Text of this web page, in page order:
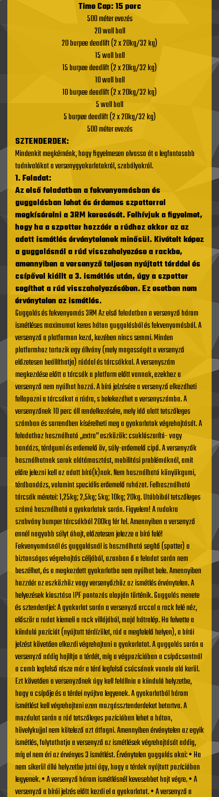
Time Cap: 15 perc
500 méter evezés
20 wall ball
20 burpee deadlift (2 x 20kg/32 kg)
15 wall ball
15 burpee deadlift (2 x 20kg/32 kg)
10 wall ball
10 burpee deadlift (2 x 20kg/32 kg)
5 wall ball
5 burpee deadlift (2 x 20kg/32 kg)
500 méter evezés
SZTENDERDEK:
Mindenkit megkérnénk, hogy figyelmesen olvassa át a legfontosabb
tudnivalókat a versenygyakorlatokról, szabályokról.
1. Feladat:
Az első feladatban a fekvenyomásban és
guggolásban lehet és érdemes szpotterrel
megkísérelni a 3RM keresését. Felhívjuk a figyelmet,
hogy ha a szpotter hozzáér a rúdhoz akkor az az
adott ismétlés érvénytelenek minősül. Kivételt képez
a guggolásnál a rúd visszahelyezése a rackbe,
amennyiben a versenyző teljesen nyújtott térddel és
csípővel kiállt a 3. ismétlés után, úgy a szpotter
segíthet a rúd visszahelyezésében. Ez esetben nem
érvénytelen az ismétlés.
Guggolás és fekvenyomás 3RM Az első feladatban a versenyző három
ismétléses maximumot keres háton guggolásból és fekvenyomásból. A
versenyző a platformon kezd, kezében nincs semmi. Minden
platformhoz tartozik egy állvány (mely magasságát a versenyző
előzetesen beállíthatja) rúddal és tárcsákkal. A versenyszám
megkezdése előtt a tárcsák a platform előtt vannak, ezekhez a
versenyző nem nyúlhat hozzá. A bíró jelzésére a versenyző elkezdheti
fellapozni a tárcsákat a rúdra, s belekezdhet a versenyszámba. A
versenyzőnek 10 perc áll rendelkezésére, mely idő alatt tetszőleges
számban és sorrendben kísérelheti meg a gyakorlatok végrehajtását. A
feladathoz használható „extra” eszközök: csuklószorító- vagy
bandázs, térdgumi és erőemelő öv, súly-erőemelő cipő. A versenyzők
használhatnak sarok alátámasztást, mobilitási problémáknál, amit
előre jelezni kell az adott bíró(k)nak. Nem használható könyökgumi,
térdbandázs, valamint speciális erőemelő ruházat. Felhasználható
tárcsák méretei: 1,25kg; 2,5kg; 5kg; 10kg; 20kg. Utóbbiból tetszőleges
számú használható a gyakorlatok során. Figyelem! A rudakra
szabvány bumper tárcsákból 200kg fér fel. Amennyiben a versenyző
ennél nagyobb súlyt óhajt, előzetesen jelezze a bíró felé!
Fekvenyomásnál és guggolásnál is használható segítő (spotter) a
biztonságos végrehajtás céljából, azonban ő a feladat során nem
beszélhet, és a megkezdett gyakorlatba nem nyúlhat bele. Amennyiben
hozzáér az eszközhöz vagy versenyőzhöz az ismétlés érvénytelen. A
helyezések kiosztása IPF pontozás alapján történik. Guggolás menete
és sztenderdjei: A gyakorlat során a versenyző arccal a rack felé néz,
először a rudat kiemeli a rack villájából, majd hátralép. Ha felvette a
kiinduló pozíciót (nyújtott térdízület, rúd a megfelelő helyen), a bírói
jelzést követően elkezdi végrehajtani a gyakorlatot. A guggolás során a
versenyző addig hajlítja a térdét, míg a végpozícióban a csípőcsontnál
a comb legfelső része már a térd legfelső csúcsának vonala alá kerül.
Ezt követően a versenyzőnek úgy kell felállnia a kiinduló helyzetbe,
hogy a csípője és a térdei nyújtva legyenek. A gyakorlatból három
ismétlést kell végrehajtani ezen mozgássztenderdeket betartva. A
mozdulat során a rúd tetszőleges pozícióban lehet a háton,
hüvelykujjal nem kötelező azt átfogni. Amennyiben érvénytelen az egyik
ismétlés, folytathatja a versenyző az ismétlések végrehajtását addig,
míg el nem éri az érvényes 3 ismétlést. Érvénytelen guggolás okai: • Ha
nem sikerül álló helyzetbe jutni úgy, hogy a térdek nyújtott pozícióban
legyenek. • A versenyző három ismétlésnél kevesebbet hajt végre. • A
versenyző a bírói jelzés előtt kezdi el a gyakorlatot. • A versenyző a